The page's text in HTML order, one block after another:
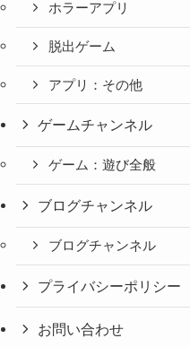
ホラーアプリ
脱出ゲーム
アプリ：その他
ゲームチャンネル
ゲーム：遊び全般
ブログチャンネル
ブログチャンネル
プライバシーポリシー
お問い合わせ